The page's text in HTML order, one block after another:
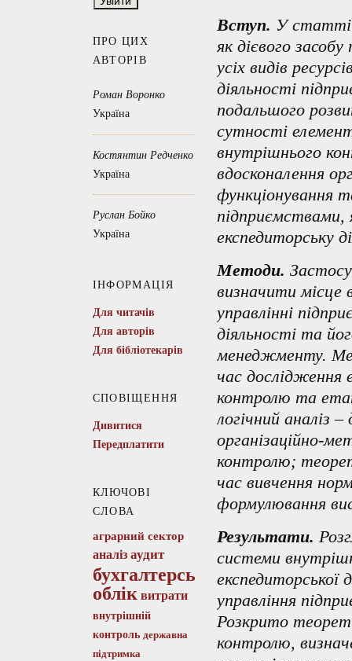
ПРО ЦИХ
АВТОРІВ
Роман Воронко
Україна
Костянтин Редченко
Україна
Руслан Бойко
Україна
ІНФОРМАЦІЯ
Для читачів
Для авторів
Для бібліотекарів
СПОВІЩЕННЯ
Дивитися
Передплатити
КЛЮЧОВІ
СЛОВА
аграрний сектор
аналіз аудит
бухгалтерський
облік витрати
внутрішній
контроль державна
підтримка
Вступ. У статті
як дієвого
усіх видів
діяльності
подальшого
сутності
внутрішнього
вдосконалення
функціонування
експедиторську
Методи.
визначити місце
управлінні
діяльності та
менеджменту.
час дослідження
контролю та
логічний аналіз
організаційно-
контролю;
час вивчення
формулювання
Результати.
системи
експедиторської
управління
Розкрито
контролю,